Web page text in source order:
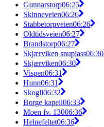
Gunnarstorp06:25
Skinneveien06:26
Stabbetorpveien06:26
Oldtidsveien06:27
Brandstorp06:27
Skjærviken snuplass06:30
Skjærviken06:30
Vispen06:31
Hunn06:31
Skogli06:32
Borge kapell06:33
Moen fv. 13006:36
Helnefeltet06:36